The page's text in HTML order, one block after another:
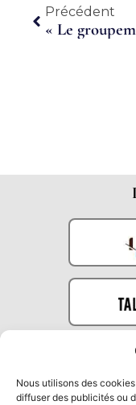
Nous utilisons des
diffuser des publicités ou
Précédent
Précédent